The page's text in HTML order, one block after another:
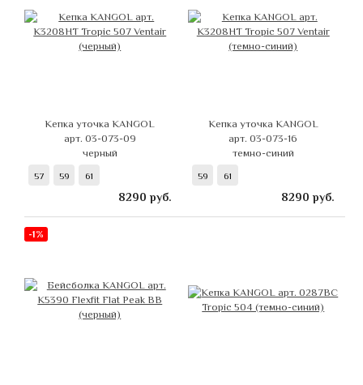
Кепка уточка KANGOL
арт. 03-073-09
черный
57 59 61
8290 руб.
Кепка уточка KANGOL
арт. 03-073-16
темно-синий
59 61
8290 руб.
-1%